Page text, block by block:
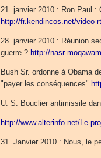
21. janvier 2010 : Ron Paul :
http://fr.kendincos.net/video-
28. janvier 2010 : Réunion
guerre ? http://nasr-
Bush Sr. ordonne à Obama
"payer les conséquences"
U. S. Bouclier antimissile
http://www.alterinfo.net/Le-
31. Janvier 2010 : Nous, le